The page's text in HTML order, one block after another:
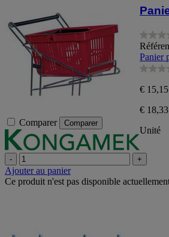
Comparer Comparer
0.0
sur
5
étoiles.
Panier
0.0
sur
5
étoiles.
€ 15,15
€
Unité
- +
Ajouter au panier
Ce produit n'est pas disponible